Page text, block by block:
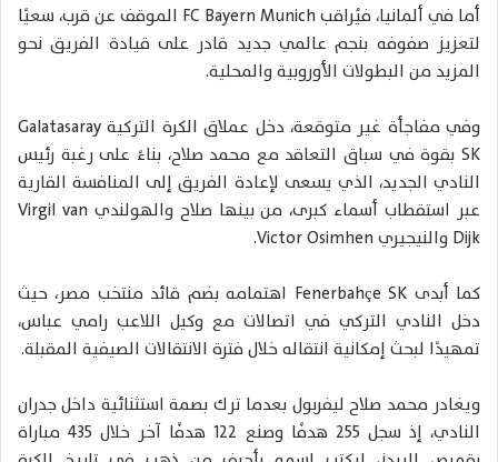
أما في ألمانيا، فيُراقب FC Bayern Munich الموقف عن قرب، سعيًا
لتعزيز صفوفه بنجم عالمي جديد قادر على قيادة الفريق نحو
المزيد من البطولات الأوروبية والمحلية.
وفي مفاجأة غير متوقعة، دخل عملاق الكرة التركية Galatasaray
SK بقوة في سباق التعاقد مع محمد صلاح، بناءً على رغبة رئيس
النادي الجديد، الذي يسعى لإعادة الفريق إلى المنافسة القارية
عبر استقطاب أسماء كبرى، من بينها صلاح والهولندي Virgil van
Dijk والنيجيري Victor Osimhen
.
كما أبدى Fenerbahçe SK اهتمامه بضم قائد منتخب مصر، حيث
دخل النادي التركي في اتصالات مع وكيل اللاعب رامي عباس،
تمهيدًا لبحث إمكانية انتقاله خلال فترة الانتقالات الصيفية المقبلة.
ويغادر محمد صلاح ليفربول بعدما ترك بصمة استثنائية داخل جدران
النادي، إذ سجل 255 هدفًا وصنع 122 هدفًا آخر خلال 435 مباراة